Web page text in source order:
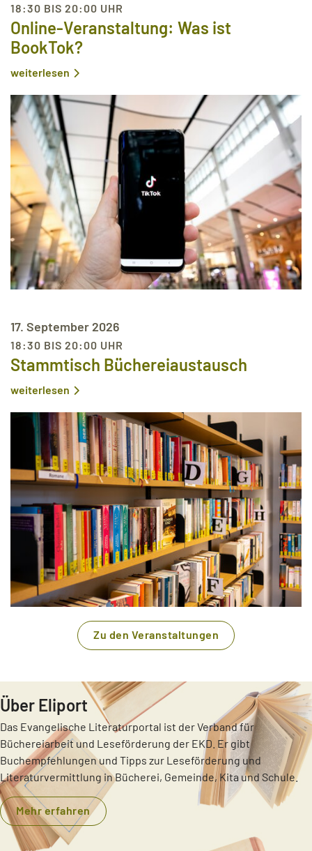
18:30 BIS 20:00 UHR
Online-Veranstaltung: Was ist
BookTok?
weiterlesen
17. September 2026
18:30 BIS 20:00 UHR
Stammtisch Büchereiaustausch
weiterlesen
Zu den Veranstaltungen
Über Eliport
Das Evangelische Literaturportal ist der Verband für
Büchereiarbeit und Leseförderung der EKD. Er gibt
Buchempfehlungen und Tipps zur Leseförderung und
Literaturvermittlung in Bücherei, Gemeinde, Kita und Schule.
Mehr erfahren